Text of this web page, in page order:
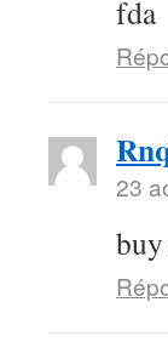
fda
23